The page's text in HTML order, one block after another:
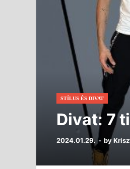
STÍLUS ÉS DIVAT
Divat: 7
2024.01.29. - by